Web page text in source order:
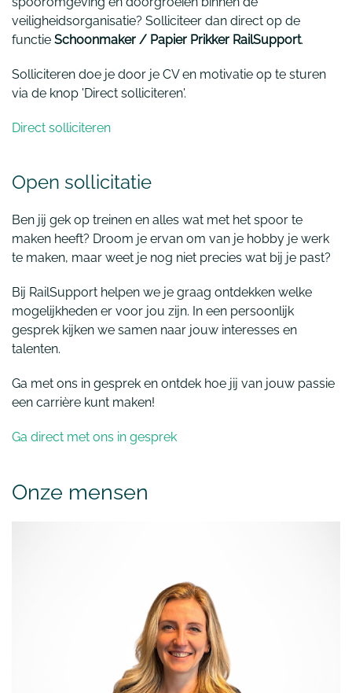
veiligheidsorganisatie? Solliciteer dan direct op de
functie Schoonmaker / Papier Prikker RailSupport.
Solliciteren doe je door je CV en motivatie op te sturen
via de knop 'Direct solliciteren'.
Direct solliciteren
Open sollicitatie
Ben jij gek op treinen en alles wat met het spoor te
maken heeft? Droom je ervan om van je hobby je werk
te maken, maar weet je nog niet precies wat bij je past?
Bij RailSupport helpen we je graag ontdekken welke
mogelijkheden er voor jou zijn. In een persoonlijk
gesprek kijken we samen naar jouw interesses en
talenten.
Ga met ons in gesprek en ontdek hoe jij van jouw passie
een carrière kunt maken!
Ga direct met ons in gesprek
Onze mensen